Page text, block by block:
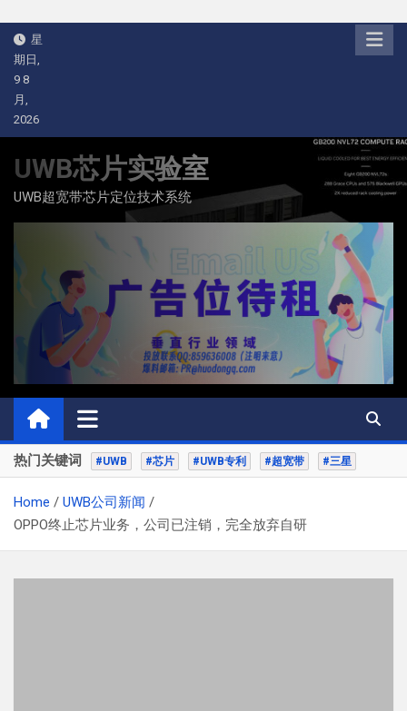
Skip
content
星
期日,
9 8
月,
2026
UWB芯片实验室
UWB超宽带芯片定位技术系统
热门关键词 #UWB #芯片 #UWB专利 #超宽带 #三星
Home
UWB公司新闻
OPPO终止芯片业务，公司已注销，完全放弃自研